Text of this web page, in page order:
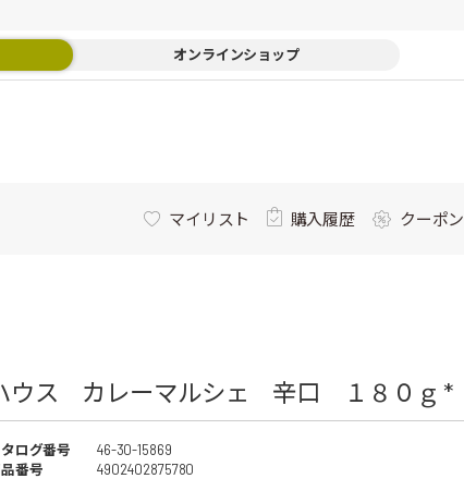
オンラインショップ
マイリスト 購入履歴 クーポン
ウス カレーマルシェ 辛口 １８０ｇ *
ログ番号
46-30-15869
番号
4902402875780